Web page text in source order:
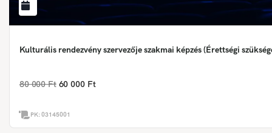
Kulturális rendezvény szervezője szakmai képzés (Érettségi
80 000 Ft 60 000 Ft
PK:03145001